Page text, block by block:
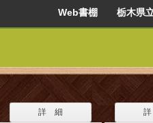
Web書棚 栃木県立
詳 細